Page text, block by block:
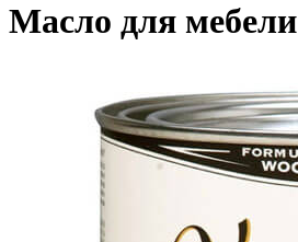
Масло для мебели